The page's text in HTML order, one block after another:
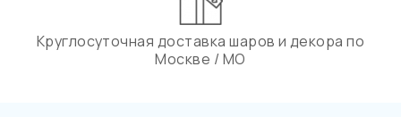
Круглосуточная доставка шаров и декора по
Москве / МО